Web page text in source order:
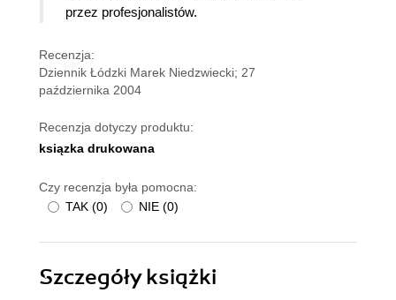
przez profesjonalistów.
Recenzja:
Dziennik Łódzki Marek Niedzwiecki; 27
października 2004
Recenzja dotyczy produktu:
ksiązka drukowana
Czy recenzja była pomocna:
TAK (0) NIE (0)
Szczegółyksiążki